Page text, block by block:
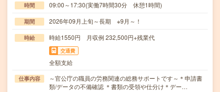
時間 09:00～17:30(実働7時間30分 休憩1時間)
期間 2026年09月上旬～長期 ※9月～！
時給 時給1550円 月収例 232,500円+残業代
交通費
全額支給
仕事内容
～官公庁の職員の労務関連の総務サポートです～＊申請書
類/データの不備確認 ＊書類の受領や仕分け＊デー…